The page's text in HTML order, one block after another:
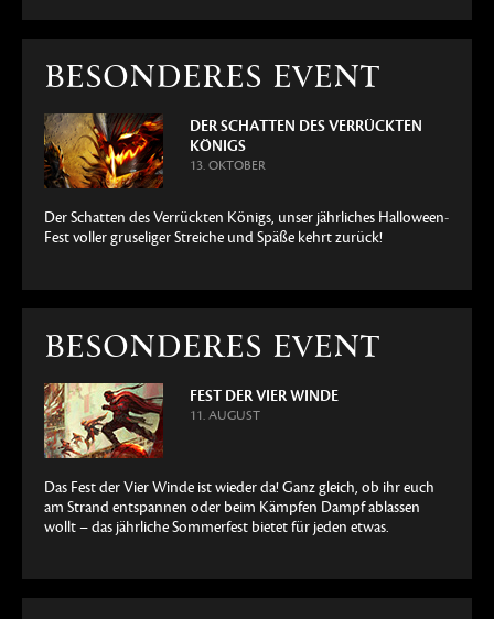
BESONDERES EVENT
DER SCHATTEN DES VERRÜCKTEN
KÖNIGS
13. OKTOBER
Der Schatten des Verrückten Königs, unser jährliches Halloween-
Fest voller gruseliger Streiche und Späße kehrt zurück!
BESONDERES EVENT
FEST DER VIER WINDE
11. AUGUST
Das Fest der Vier Winde ist wieder da! Ganz gleich, ob ihr euch
am Strand entspannen oder beim Kämpfen Dampf ablassen
wollt – das jährliche Sommerfest bietet für jeden etwas.